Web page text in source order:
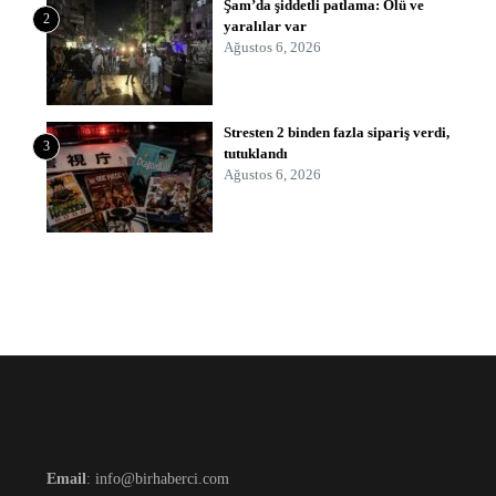
2
Şam’da şiddetli patlama: Ölü ve
yaralılar var
Ağustos 6, 2026
3
Stresten 2 binden fazla sipariş verdi,
tutuklandı
Ağustos 6, 2026
Email : info@birhaberci.com